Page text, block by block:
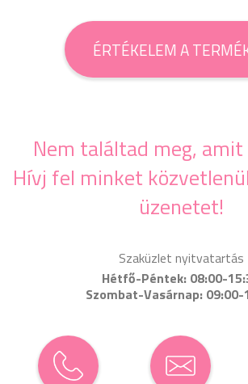
ÉRTÉKELEM A
Nem találtad meg,
Hívj fel minket
üzenetet!
Szaküzlet nyitvatartás
Hétfő-Péntek: 08:00-
Szombat-Vasárnap: 09:00-